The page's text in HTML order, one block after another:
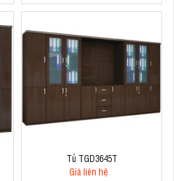
Tủ TGD3645T
Giá liên hệ